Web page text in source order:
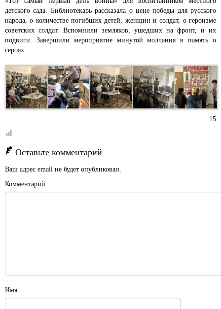
детского сада. Библиотекарь рассказала о цене победы для русского
народа, о количестве погибших детей, женщин и солдат, о героизме
советских солдат. Вспомнили земляков, ушедших на фронт, и их
подвиги. Завершили мероприятие минутой молчания в память о
героях.
15
Оставьте комментарий
Ваш адрес email не будет опубликован.
Комментарий
Имя